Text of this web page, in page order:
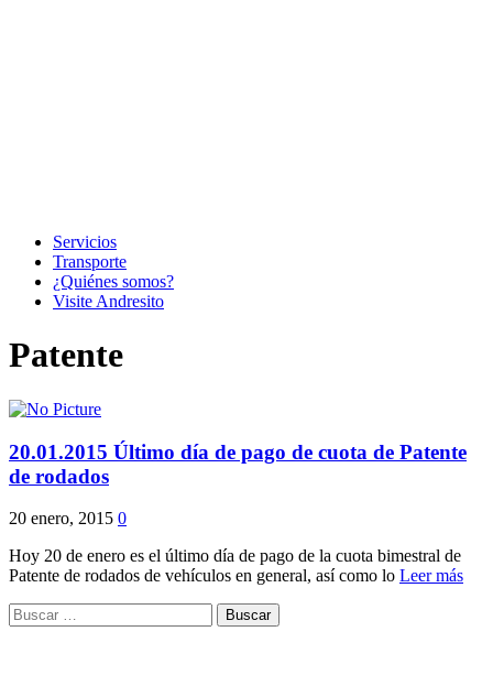
Servicios
Transporte
¿Quiénes somos?
Visite Andresito
Patente
20.01.2015 Último día de pago de cuota de Patente
de rodados
20 enero, 2015 0
Hoy 20 de enero es el último día de pago de la cuota bimestral de
Patente de rodados de vehículos en general, así como lo Leer más
Buscar: